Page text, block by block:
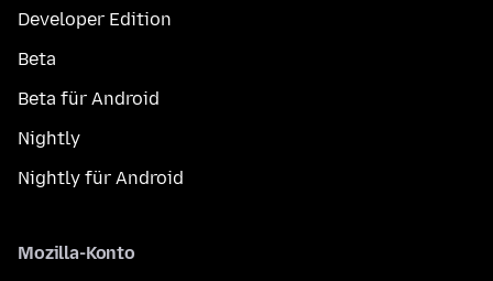
Developer Edition
Beta
Beta für Android
Nightly
Nightly für Android
Mozilla-Konto